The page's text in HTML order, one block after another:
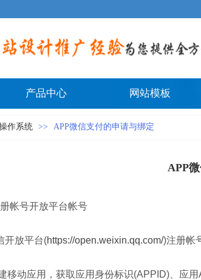
产品中心 网站模板
作系统 >> APP微信支付的申请与绑定
APP
帐号开放平台帐号
开放平台(https://open.weixin.qq.com/)注册帐
移动应用，获取应用身份标识(APPID)、应